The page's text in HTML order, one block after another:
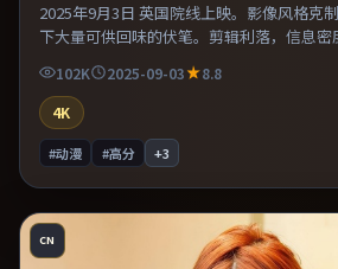
2025年9月3日 英国院线上映。影像风格克
下大量可供回味的伏笔。剪辑利落，信息
推理的观众。片尾留白意味深长，值得二刷
102K 2025-09-03
8.8
4K
#动漫 #高分 +3
CN